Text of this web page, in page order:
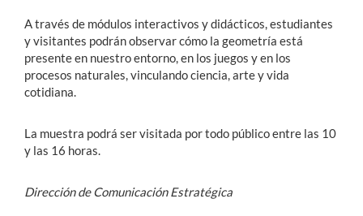
A través de módulos interactivos y didácticos, estudiantes
y visitantes podrán observar cómo la geometría está
presente en nuestro entorno, en los juegos y en los
procesos naturales, vinculando ciencia, arte y vida
cotidiana.
La muestra podrá ser visitada por todo público entre las 10
y las 16 horas.
Dirección de Comunicación Estratégica